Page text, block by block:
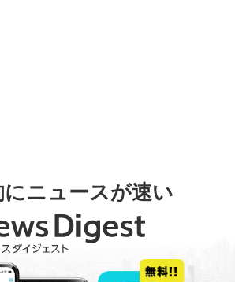
にニュースが速い